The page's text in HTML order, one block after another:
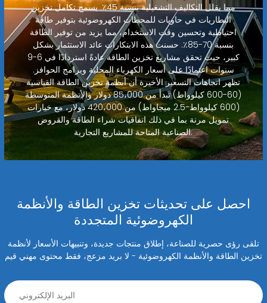
مما يقلل التكاليف التشغيلية بنسبة 45٪. يسمح تكامل تخزين
البطاريات في حاويات للمحطات الكهروضوئية بتوفير طاقة
احتياطية وتحسين وقت الاستخدام، مما يزيد من توفير الطاقة
بنسبة 70-85٪. حسنت هذه الابتكارات عائد الاستثمار بشكل
كبير، حيث تحقق مشاريع تخزين الطاقة عادةً استردادًا في 6-9
سنوات اعتمادًا على أسعار الكهرباء المحلية وبرامج الحوافز.
تظهر اتجاهات التسعير الأخيرة أن أنظمة تخزين الطاقة القياسية
(60-600 كيلوواط) تبدأ من 85،000 دولار والأنظمة المتوسطة
(600 كيلوواط-2.5 ميجاواط) من 420،000 دولار، مع خيارات
تمويل مرنة بما في ذلك اتفاقيات شراء الطاقة والقروض
الصناعية المتاحة للمشاريع التجارية.
احصل على تحديثات تخزين الطاقة والأنظمة
الكهروضوئية المتجددة
تلقى رؤى حصرية للصناعة، إطلاق منتجات جديدة، وتنبيهات الأسعار لأنظمة
تخزين الطاقة والأنظمة الكهروضوئية - لا بريد مزعج، فقط محتوى مهني قيم